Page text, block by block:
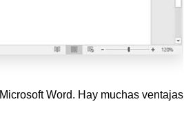
Word. Hay muchas ventajas